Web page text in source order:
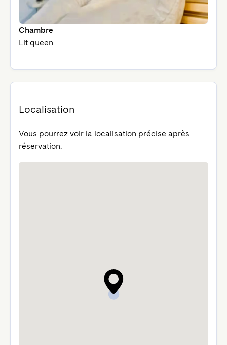
Chambre
Lit queen
Localisation
Vous pourrez voir la localisation précise après
réservation.